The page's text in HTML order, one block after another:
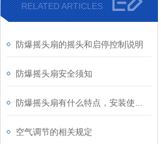
RELATED ARTICLES
防爆摇头扇的摇头和启停控制说明
防爆摇头扇安全须知
空气调节的相关规定